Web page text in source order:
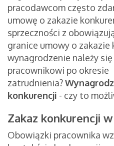
pracodawcom często
umowę o zakazie
sprzeczności z
granice umowy o zakazie
wynagrodzenie należy
pracownikowi po okresie
zatrudnienia?
konkurencji - czy to
Zakaz konkurencji
Obowiązki pracownika